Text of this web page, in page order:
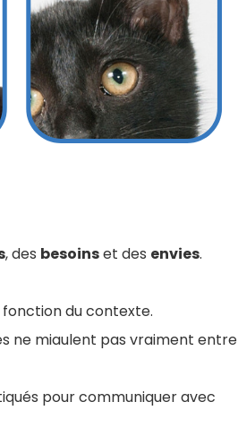
, des besoinset des envies.
du contexte.
ne miaulent pas vraiment entre
pour communiquer avec